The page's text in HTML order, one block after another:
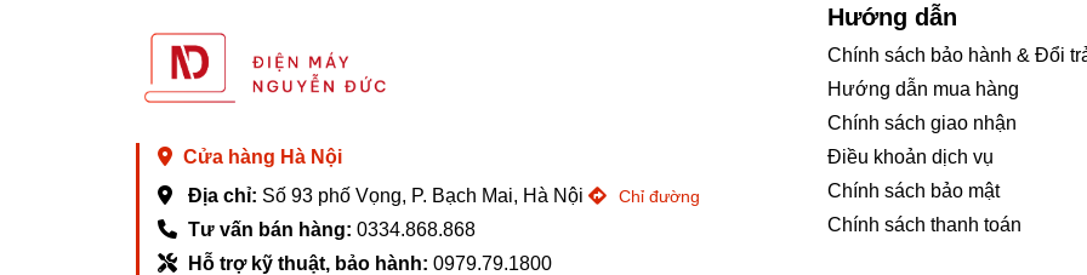
Cửa hàng Hà Nội
Địa chỉ: Số 93 phố Vọng, P. Bạch Mai, Hà Nội Chỉ đường
Tư vấn bán hàng: 0334.868.868
Hỗ trợ kỹ thuật, bảo hành: 0979.79.1800
Hướng dẫn
Chính sách bảo hành & Đổi
Hướng dẫn mua hàng
Chính sách giao nhận
Điều khoản dịch vụ
Chính sách bảo mật
Chính sách thanh toán